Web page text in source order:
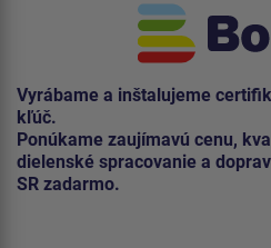
Vyrábame a inštalujeme
kľúč.
Ponúkame zaujímavú cenu,
dielenské spracovanie a
SR zadarmo.